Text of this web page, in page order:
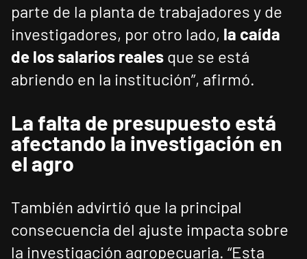
parte de la planta de trabajadores y de
investigadores, por otro lado, la caída
de los salarios reales que se está
abriendo en la institución”, afirmó.
La falta de presupuesto está
afectando la investigación en
el agro
También advirtió que la principal
consecuencia del ajuste impacta sobre
la investigación agropecuaria. “Esta